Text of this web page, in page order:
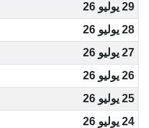
29 يوليو 26
28 يوليو 26
27 يوليو 26
26 يوليو 26
25 يوليو 26
24 يوليو 26